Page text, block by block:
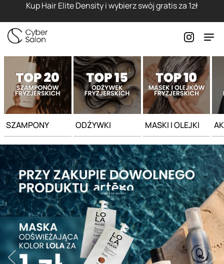
Kup Hair Elite Density i wybierz swój gratis za 1zł
SZAMPONY ODŻYWKI MASKI I OLEJKI
Strona główna - Cyber Salon